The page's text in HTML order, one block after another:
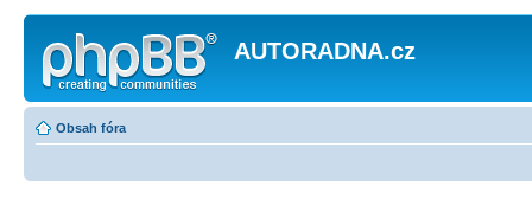
AUTORADNA.cz
Obsah fóra